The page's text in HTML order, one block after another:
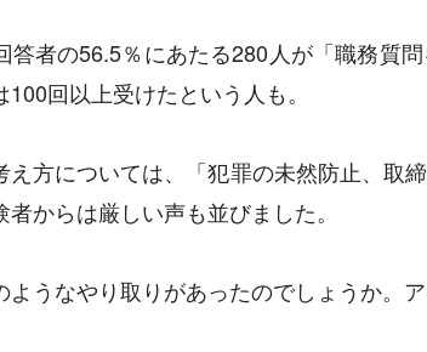
答者の56.5％にあたる280人が「職務質
回以上受けたという人も。
え方については、「犯罪の未然防止、取
からは厳しい声も並びました。
ようなやり取りがあったのでしょうか。